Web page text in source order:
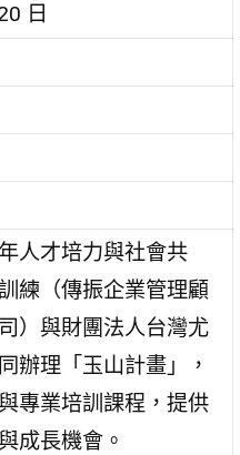
日
人才培力與社會共
練（傳振企業管理顧
）與財團法人台灣尤
辦理「玉山計畫」，
專業培訓課程，提供
成長機會。